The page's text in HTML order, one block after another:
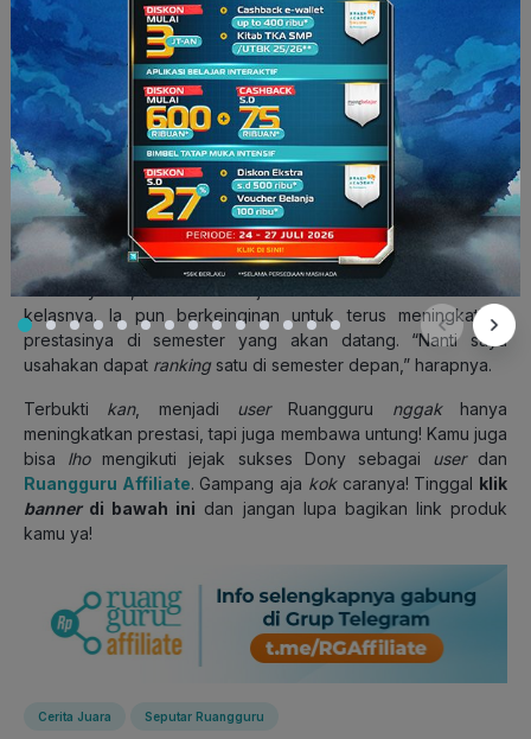
dapat uang tambahan dan uangnya dipakai untuk
memperpanjang langganan Ruangguru. Jadi, tidak perlu minta
uang sama orang tua lagideh,” ucapnya.
Jelas bahwa menjadi userRuangguru memiliki kelebihan
tersendiri, mulai dari jam dan tempat belajar yang fleksibel
hingga berbagai keuntungan material berupa pulsa atau uang
tunai. Dony juga mengungkapkan bahwa prestasinya di
sekolah mengalami peningkatan hingga ia mampu untuk
meraih peringkat dua di kelasnya.
Tak hanya itu, ia bahkan menjadi salah satu murid favorit wali
kelasnya. Ia pun berkeinginan untuk terus meningkatkan
prestasinya di semester yang akan datang. “Nanti saya
usahakan dapat ranking satu di semester depan,” harapnya.
Terbukti kan, menjadi user Ruangguru nggak
hanya
meningkatkan prestasi, tapi juga membawa untung! Kamu juga
bisa lhomengikuti jejak sukses Dony sebagai user dan
Ruangguru Affiliate. Gampang aja kok caranya! Tinggal
klik
banner di bawah ini dan jangan lupa bagikan link produk
kamu ya!
Cerita Juara Seputar Ruangguru